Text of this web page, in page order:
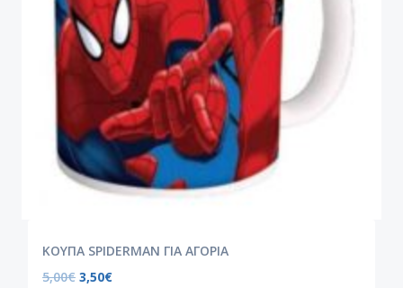
ΚΟΥΠΑ SPIDERMAN ΓΙΑ ΑΓΟΡΙΑ
5,00€ 3,50€